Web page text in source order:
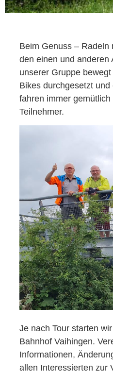
Beim Genuss –
den einen und anderen
unserer Gruppe
Bikes durchgesetzt
fahren immer
Teilnehmer.
Je nach Tour starten
Bahnhof Vaihingen.
Informationen,
allen Interessierten zur